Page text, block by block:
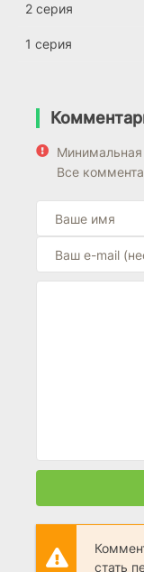
2 серия
1 серия
Все
стать